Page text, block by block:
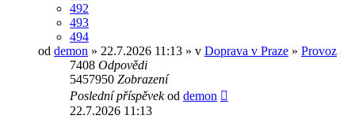
492
493
494
od demon » 22.7.2026 11:13 » v Doprava v Praze » Provoz
7408 Odpovědi
5457950 Zobrazení
Poslední příspěvekod demon
22.7.2026 11:13